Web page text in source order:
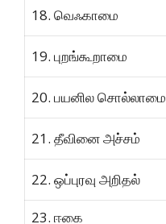
18. வெஃகாமை
19. புறங்கூறாமை
20. பயனில சொல்லாமை
21. தீவினை அச்சம்
22. ஒப்புரவு அறிதல்
23. ஈகை